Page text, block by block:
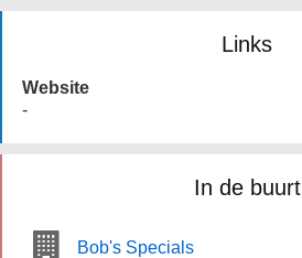
Links
Website
-
In de buurt
Bob's Specials